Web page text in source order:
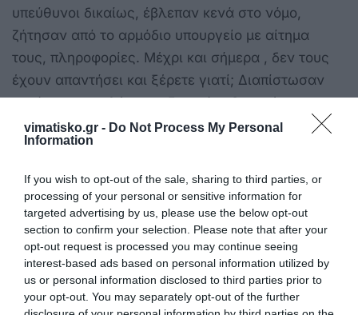
vimatisko.gr - Do Not Process My Personal
Information
If you wish to opt-out of the sale, sharing to third parties, or
processing of your personal or sensitive information for
targeted advertising by us, please use the below opt-out
section to confirm your selection. Please note that after your
opt-out request is processed you may continue seeing
interest-based ads based on personal information utilized by
us or personal information disclosed to third parties prior to
your opt-out. You may separately opt-out of the further
υπεύθυνοι δικαίως, έβλεπαν κενά στο νόμο,
ζήτησαν από το αρμόδιο υπουργείο με αίτημα
τους, πληροφορίες. Μέχρι και σήμερα , δεν τους
έχουν απαντήσει και ξέρετε γιατί; Διαπίστωσαν
αυτό που τους λέγαμε εξ αρχής. Ότι πρέπει να
κάνουν νομοθετικές ρυθμίσεις. Ακόμα ένα
παράδειγμα τρανταχτό: πήραμε τρία λεωφορεία το
βγουν για την εκτέλεση του συγκοινωνιακού
έργου στην πόλη της Κω, γιατί δεν υπάρχει νόμος
που να το προβλέπει. Απίστευτα πράγματα, που τα
πληρώνει η τοπική οικονομία εν τέλει .
Αφού λοιπόν το κατάλαβαν μετά από